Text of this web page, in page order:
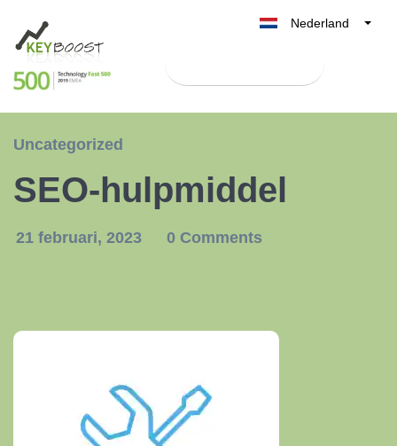
Nederland
België
Uncategorized
SEO-hulpmiddel
21 februari, 2023 0 Comments